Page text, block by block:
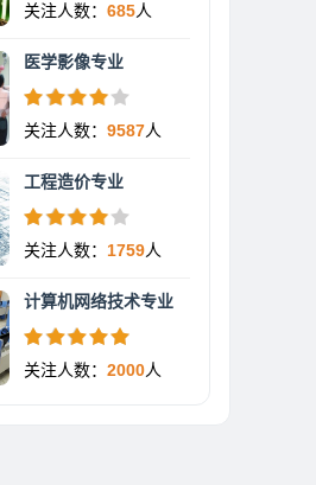
关注人数： 685人
医学影像专业
关注人数： 9587人
工程造价专业
关注人数： 1759人
计算机网络技术专业
关注人数： 2000人